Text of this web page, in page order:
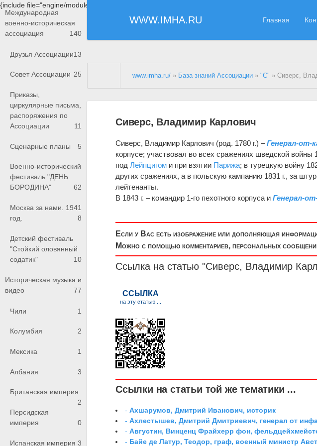
{include file="engine/modules/saperu/head.php"}
WWW.IMHA.RU Главная
Международная
военно-историческая
ассоциация
140
Друзья Ассоциации13
Совет Ассоциации 25
Приказы,
циркулярные письма,
распоряжения по
Ассоциации
11
Сценарные планы 5
Военно-исторический
фестиваль "ДЕНЬ
БОРОДИНА"
62
Москва за нами. 1941
год.
8
Детский фестиваль
"Стойкий оловянный
содатик"
10
Историческая музыка и
видео
77
Чили 1
Колумбия 2
Мексика 1
Албания 3
Британская империя
2
Персидская
империя
0
Испанская империя 3
www.imha.ru/ » База знаний Ассоциации »"С" » Сиверс,
Сиверс, Владимир Карлович
Сиверс, Владимир Карлович (род. 1780 г.) –Генерал-от-
корпусе; участвовал во всех сражениях шведской войны
подЛейпцигом и при взятии Парижа; в турецкую войну
других сражениях, а в польскую кампанию 1831 г., за
лейтенанты.
В 1843 г. – командир 1-го пехотного корпуса иГенерал-
Если у Вас есть изображение или дополняющая
Можно с помощью комментариев, персональных
Ссылка на статью "Сиверс, Владимир
Ссылки на статьи той же тематики ...
-Ахшарумов, Дмитрий Иванович, историк
-Ахлестышев, Дмитрий Дмитриевич, генерал от
-Августин, Винценц Фрайхерр фон,
- Байе де Латур, Теодор, граф, военный министр